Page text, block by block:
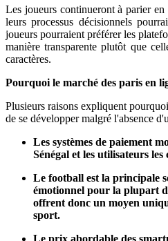
Les joueurs continueront à parier
leurs processus décisionnels
joueurs pourraient préférer les
manière transparente plutôt que
caractères.
Pourquoi le marché des paris en
Plusieurs raisons expliquent
de se développer malgré l'absence
Les systèmes de paiement
Sénégal et les utilisateurs les
Le football est la principale
émotionnel pour la plupart
offrent donc un moyen
sport.
Le prix abordable des